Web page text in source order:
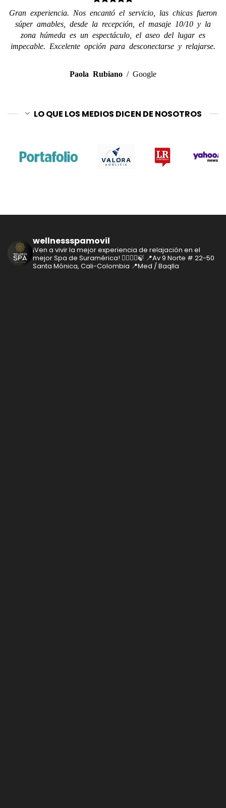
Gran experiencia. Nos encantó el servicio, las chicas fueron
súper amables, desde la recepción, el masaje 10/10 y la
zona húmeda es un espectáculo, el aseo del lugar es
impecable. Excelente opción para desconectarse y relajarse.
Paola Rubiano / Google
LO QUE LOS MEDIOS DICEN DE NOSOTROS
wellnessspamovil
¡Ven a vivir la mejor experiencia de relajación en el
mejor Spa de Suramérica! 🧘‍♂️🧘‍♀️🍃 📍Av 9 Norte # 22-50
Santa Mónica, Cali-Colombia 📍Med / Baqlla